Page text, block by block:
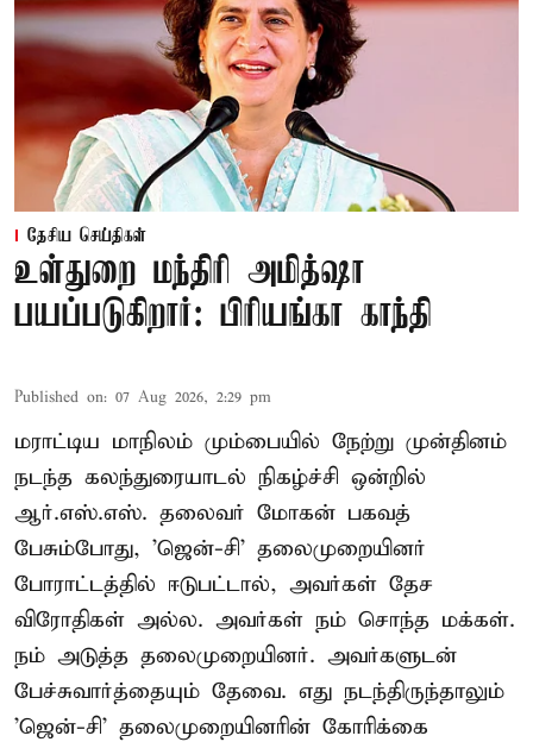
தேசிய செய்திகள்
உள்துறை மந்திரி அமித்ஷா
பயப்படுகிறார்: பிரியங்கா காந்தி
Published on: 07 Aug 2026, 2:29 pm
மராட்டிய மாநிலம் மும்பையில் நேற்று முன்தினம்
நடந்த கலந்துரையாடல் நிகழ்ச்சி ஒன்றில்
ஆர்.எஸ்.எஸ். தலைவர் மோகன் பகவத்
பேசும்போது, 'ஜென்-சி' தலைமுறையினர்
போராட்டத்தில் ஈடுபட்டால், அவர்கள் தேச
விரோதிகள் அல்ல. அவர்கள் நம் சொந்த மக்கள்.
நம் அடுத்த தலைமுறையினர். அவர்களுடன்
பேச்சுவார்த்தையும் தேவை. எது நடந்திருந்தாலும்
'ஜென்-சி' தலைமுறையினரின் கோரிக்கை